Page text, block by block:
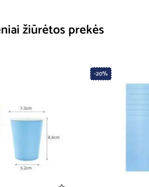
žiūrėtos prekės
-20%